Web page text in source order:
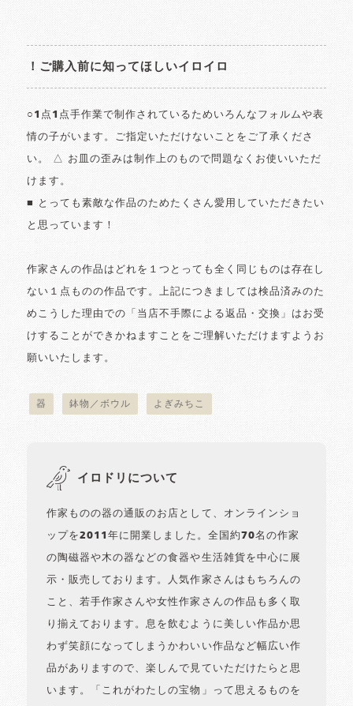
！ご購入前に知ってほしいイロイロ
○1点1点手作業で制作されているためいろんなフォルムや表
情の子がいます。ご指定いただけないことをご了承くださ
い。 △ お皿の歪みは制作上のもので問題なくお使いいただ
けます。
■ とっても素敵な作品のためたくさん愛用していただきたい
と思っています！
作家さんの作品はどれを１つとっても全く同じものは存在し
ない１点ものの作品です。上記につきましては検品済みのた
めこうした理由での「当店不手際による返品・交換」はお受
けすることができかねますことをご理解いただけますようお
願いいたします。
器 鉢物／ボウル よぎみちこ
イロドリについて
作家ものの器の通販のお店として、オンラインショ
ップを2011年に開業しました。全国約70名の作家
の陶磁器や木の器などの食器や生活雑貨を中心に展
示・販売しております。人気作家さんはもちろんの
こと、若手作家さんや女性作家さんの作品も多く取
り揃えております。息を飲むように美しい作品か思
わず笑顔になってしまうかわいい作品など幅広い作
品がありますので、楽しんで見ていただけたらと思
います。「これがわたしの宝物」って思えるものを